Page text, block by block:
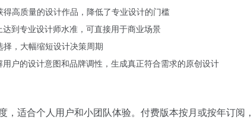
高质量的设计作品，降低了专业设计的门槛
到专业设计师水准，可直接用于商业场景
择，大幅缩短设计决策周期
户的设计意图和品牌调性，生成真正符合需求的原创设计
，适合个人用户和小团队体验。付费版本按月或按年订